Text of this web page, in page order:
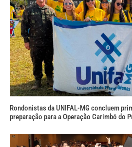
Rondonistas da UNIFAL-MG concluem
preparação para a Operação Carimbó do